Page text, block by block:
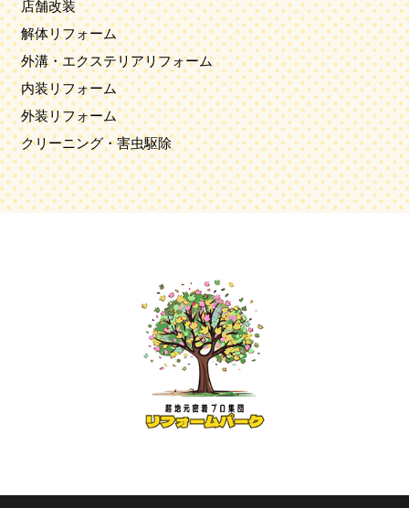
店舗改装
解体リフォーム
外溝・エクステリアリフォーム
内装リフォーム
外装リフォーム
クリーニング・害虫駆除